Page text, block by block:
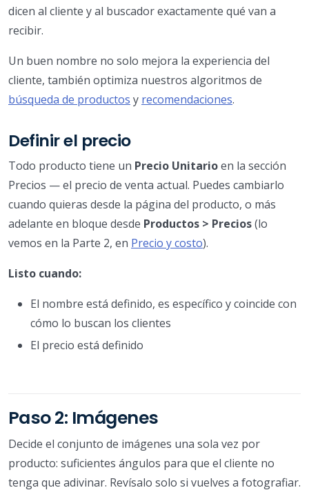
dicen al cliente y al buscador exactamente qué van a
recibir.
Un buen nombre no solo mejora la experiencia del
cliente, también optimiza nuestros algoritmos de
búsqueda de productos y recomendaciones.
Definir el precio
Todo producto tiene un Precio Unitarioen la sección
Precios — el precio de venta actual. Puedes cambiarlo
cuando quieras desde la página del producto, o más
adelante en bloque desde Productos > Precios(lo
vemos en la Parte 2, en Precio y costo).
Listo cuando:
El nombre está definido, es específico y coincide con
cómo lo buscan los clientes
El precio está definido
Paso 2: Imágenes
Decide el conjunto de imágenes una sola vez por
producto: suficientes ángulos para que el cliente no
tenga que adivinar. Revísalo solo si vuelves a fotografiar.